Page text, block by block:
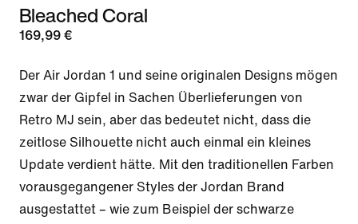
Bleached Coral
169,99 €
Der Air Jordan 1 und seine originalen Designs mögen
zwar der Gipfel in Sachen Überlieferungen von
Retro MJ sein, aber das bedeutet nicht, dass die
zeitlose Silhouette nicht auch einmal ein kleines
Update verdient hätte. Mit den traditionellen Farben
vorausgegangener Styles der Jordan Brand
ausgestattet – wie zum Beispiel der schwarze